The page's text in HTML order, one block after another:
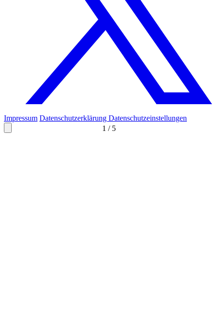
1 / 5
Impressum Datenschutzerklärung Datenschutzeinstellungen